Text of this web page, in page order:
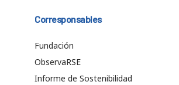
Corresponsables
Fundación
ObservaRSE
Informe de Sostenibilidad